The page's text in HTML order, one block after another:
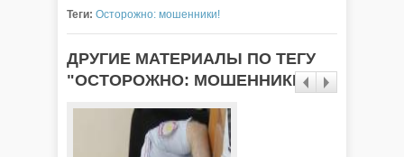
Теги: Осторожно: мошенники!
ДРУГИЕ МАТЕРИАЛЫ ПО ТЕГУ
"ОСТОРОЖНО: МОШЕННИКИ!"